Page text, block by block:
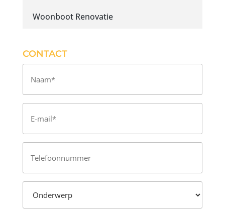
Woonboot Renovatie
CONTACT